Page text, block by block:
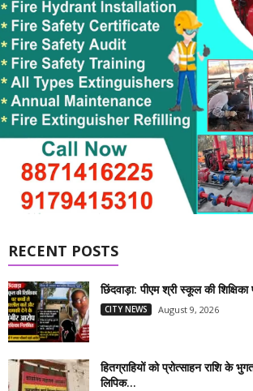
RECENT POSTS
छिंदवाड़ा: पीएम श्री स्कूल की
CITY NEWS August 9, 2026
हितग्राहियों को प्रोत्साहन राशि के
लिपिक...